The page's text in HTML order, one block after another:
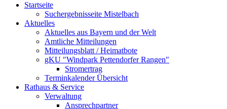
Startseite
Suchergebnisseite Mistelbach
Aktuelles
Aktuelles aus Bayern und der Welt
Amtliche Mitteilungen
Mitteilungsblatt / Heimatbote
gKU "Windpark Pettendorfer Rangen"
Stromertrag
Terminkalender Übersicht
Rathaus & Service
Verwaltung
Ansprechpartner